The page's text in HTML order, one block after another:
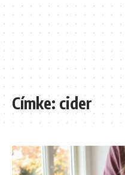
Címke:cider